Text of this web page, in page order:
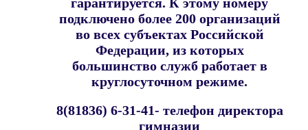
подключено более 200 организаций
во всех субъектах Российской
Федерации, из которых
большинство служб работает в
круглосуточном режиме.
8(81836) 6-31-41- телефон директора
гимназии